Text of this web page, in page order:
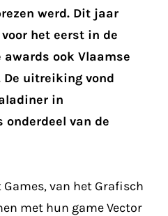
werd. Dit jaar
het eerst in de
ook Vlaamse
uitreiking vond
in
onderdeel van de
van het Grafisch
met hun game Vector